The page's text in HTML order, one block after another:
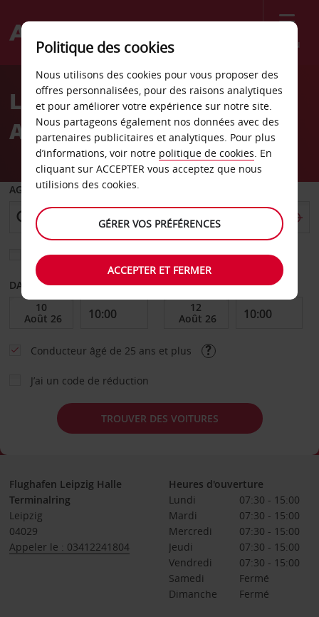
Menu
Welcome
AvisLocation de voiture
Aéroport de Leipzig
AGENCE DE DÉPART
Sélectionnez une autre agence de retour
DATE DE DÉBUT DATE DE FIN
Conducteur âgé de 25 ans et plus
J’ai un code de réduction
TROUVER DES VOITURES
Flughafen Leipzig Halle
Terminalring
Leipzig
04029
Appeler le : 03412241804
Heures d'ouverture
Lundi
07:30 - 15:00
Mardi
07:30 - 15:00
Mercredi
07:30 - 15:00
Jeudi
07:30 - 15:00
Vendredi
07:30 - 15:00
Samedi
Fermé
Dimanche
Fermé
Politique des cookies
Nous utilisons des cookies pour vous proposer des
offres personnalisées, pour des raisons analytiques
et pour améliorer votre expérience sur notre site.
Nous partageons également nos données avec des
partenaires publicitaires et analytiques. Pour plus
d’informations, voir notre politique de cookies. En
cliquant sur ACCEPTER vous acceptez que nous
utilisions des cookies.
GÉRER VOS PRÉFÉRENCES
ACCEPTER ET FERMER